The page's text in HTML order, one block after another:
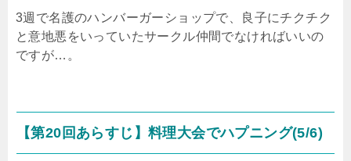
3週で名護のハンバーガーショップで、良子にチクチク
と意地悪をいっていたサークル仲間でなければいいの
ですが…。
【第20回あらすじ】料理大会でハプニング(5/6)